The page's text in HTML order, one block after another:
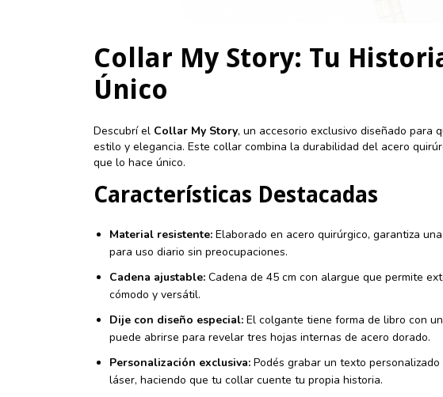
Collar My Story: Tu
Único
Descubrí el Collar My Story, un accesorio exclusivo diseñado para
estilo y elegancia. Este collar combina la durabilidad del acero
que lo hace único.
Características Destacadas
Material resistente: Elaborado en acero quirúrgico, garantiza
para uso diario sin preocupaciones.
Cadena ajustable: Cadena de 45 cm con alargue que permite
cómodo y versátil.
Dije con diseño especial: El colgante tiene forma de libro con
puede abrirse para revelar tres hojas internas de acero dorado.
Personalización exclusiva: Podés grabar un texto
láser, haciendo que tu collar cuente tu propia historia.